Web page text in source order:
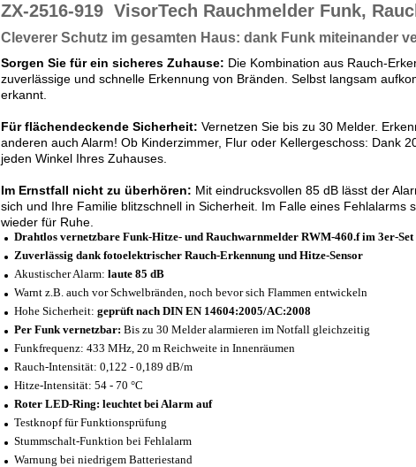
ZX-2516-919 VisorTech Rauchmelder Funk,
Cleverer Schutz im gesamten Haus: dank Funk miteinander
Sorgen Sie für ein sicheres Zuhause: Die Kombination aus Rauch-
zuverlässige und schnelle Erkennung von Bränden. Selbst langsam
erkannt.
Für flächendeckende Sicherheit: Vernetzen Sie bis zu 30 Melder.
anderen auch Alarm! Ob Kinderzimmer, Flur oder Kellergeschoss: Dank
jeden Winkel Ihres Zuhauses.
Im Ernstfall nicht zu überhören: Mit eindrucksvollen 85 dB lässt der
sich und Ihre Familie blitzschnell in Sicherheit. Im Falle eines Fehlalarms
wieder für Ruhe.
Drahtlos vernetzbare Funk-Hitze- und Rauchwarnmelder RWM-460.f im 3er-Set
Zuverlässig dank fotoelektrischer Rauch-Erkennung und Hitze-Sensor
Akustischer Alarm: laute 85 dB
Warnt z.B. auch vor Schwelbränden, noch bevor sich Flammen entwickeln
Hohe Sicherheit: geprüft nach DIN EN 14604:2005/AC:2008
Per Funk vernetzbar: Bis zu 30 Melder alarmieren im Notfall gleichzeitig
Funkfrequenz: 433 MHz, 20 m Reichweite in Innenräumen
Rauch-Intensität: 0,122 - 0,189 dB/m
Hitze-Intensität: 54 - 70 °C
Roter LED-Ring: leuchtet bei Alarm auf
Testknopf für Funktionsprüfung
Stummschalt-Funktion bei Fehlalarm
Warnung bei niedrigem Batteriestand